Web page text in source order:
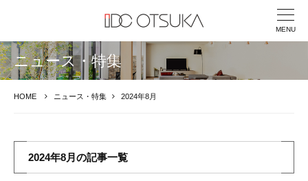
MENU
ニュース・特集
HOME ニュース・特集 2024年8月
2024年8月の記事一覧